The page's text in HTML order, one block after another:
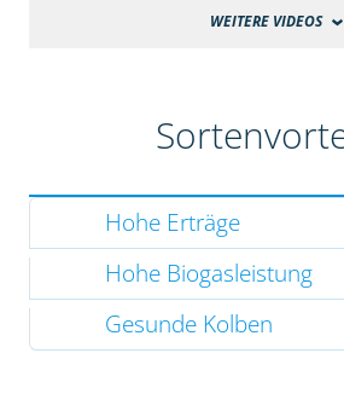
WEITERE VIDEOS
Hohe Erträge
Hohe Biogasleistung
Gesunde Kolben